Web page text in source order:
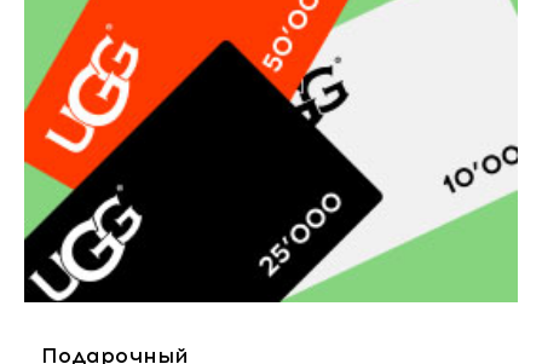
Подарочный